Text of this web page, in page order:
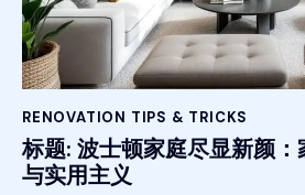
RENOVATION TIPS & TRICKS
标题: 波士顿家庭尽显新颜
与实用主义